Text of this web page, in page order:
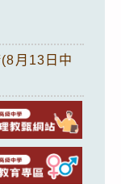
月13日中